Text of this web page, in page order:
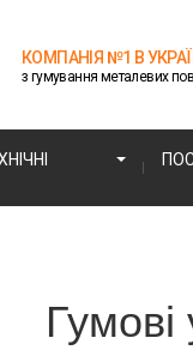
КОМПАНІЯ №1 В
з гумування металевих